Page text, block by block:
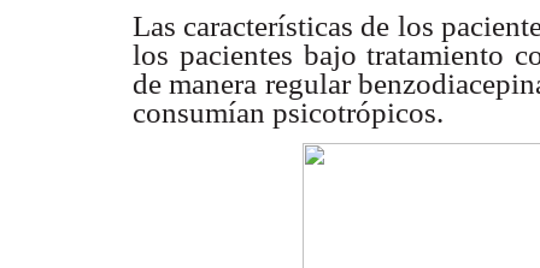
Las características de los
los pacientes bajo tratamiento
de manera regular
consumían psicotrópicos.